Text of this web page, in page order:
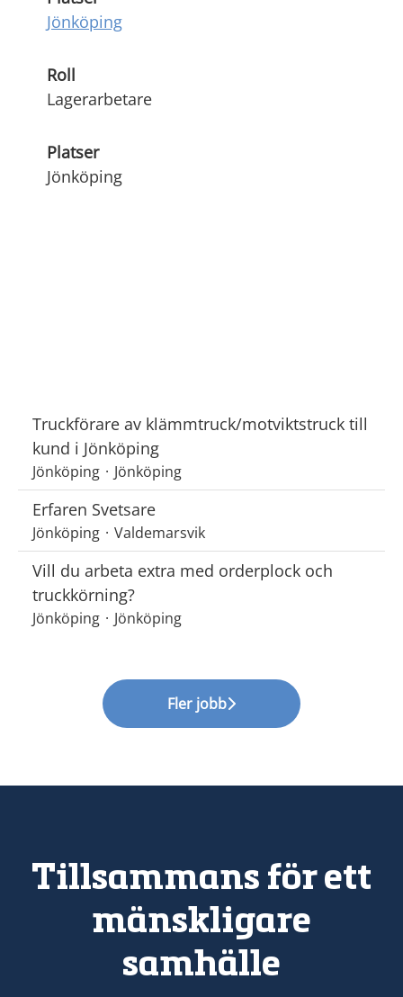
Jönköping
Roll
Lagerarbetare
Platser
Jönköping
Truckförare av klämmtruck/motviktstruck till
kund i Jönköping
Jönköping · Jönköping
Erfaren Svetsare
Jönköping · Valdemarsvik
Vill du arbeta extra med orderplock och
truckkörning?
Jönköping · Jönköping
Fler jobb
Tillsammans för ett
mänskligare
samhälle